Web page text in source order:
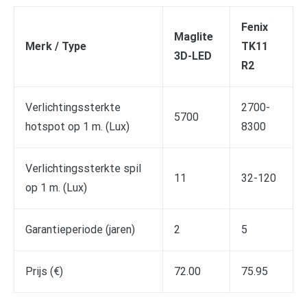
Merk / Type
Maglite
3D-LED
Fenix
TK11
R2
Verlichtingssterkte
hotspot op 1 m. (Lux)
5700
2700-
8300
Verlichtingssterkte spil
op 1 m. (Lux)
11 32-120
Garantieperiode (jaren) 2 5
Prijs (€) 72.00 75.95